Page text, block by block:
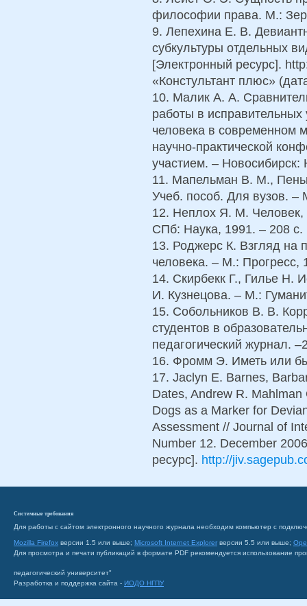
философии права. М.:
9. Лепехина Е. В.
субкультуры отдельных
[Электронный ресурс].
«Констультант плюс»
10. Малик А. А.
работы в
человека в современном
научно-практической
участием. –
11. Мапельман В. М.,
Учеб. пособ. Для вузов.
12. Неплох Я. М. Человек,
СПб: Наука, 1991. – 208 с.
13. Роджерс К. Взгляд на
человека. – М.: Прогресс,
14. Скирбекк Г., Гилье Н.
И. Кузнецова. – М.:
15. Собольников В. В.
студентов в
педагогический журнал.
16. Фромм Э. Иметь или
17. Jaclyn E. Barnes,
Dates, Andrew R. Mahlman
Dogs as a Marker for
Assessment // Journal of
Number 12. December
ресурс]. http://
Системные требования
Для работы с сайтом электронного научного журнала необходим компьютер с
Mozilla Firefox версии 1.5 или выше; Microsoft Internet Explorer версии 5.5 или выше;
Для просмотра и печати публикаций в формате PDF рекомендуется использование
педагогический университет"
Разработка и поддержка сайта - ИОДО НГПУ